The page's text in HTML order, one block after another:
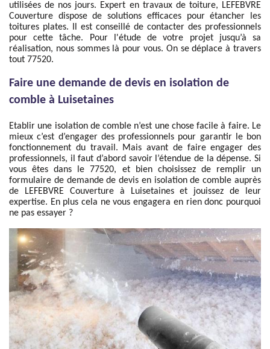
utilisées de nos jours. Expert en travaux de toiture, LEFEBVRE
Couverture dispose de solutions efficaces pour étancher les
toitures plates. Il est conseillé de contacter des professionnels
pour cette tâche. Pour l'étude de votre projet jusqu’à sa
réalisation, nous sommes là pour vous. On se déplace à travers
tout 77520.
Faire une demande de devis en isolation de
comble à Luisetaines
Etablir une isolation de comble n’est une chose facile à faire. Le
mieux c’est d’engager des professionnels pour garantir le bon
fonctionnement du travail. Mais avant de faire engager des
professionnels, il faut d’abord savoir l’étendue de la dépense. Si
vous êtes dans le 77520, et bien choisissez de remplir un
formulaire de demande de devis en isolation de comble auprès
de LEFEBVRE Couverture à Luisetaines et jouissez de leur
expertise. En plus cela ne vous engagera en rien donc pourquoi
ne pas essayer ?